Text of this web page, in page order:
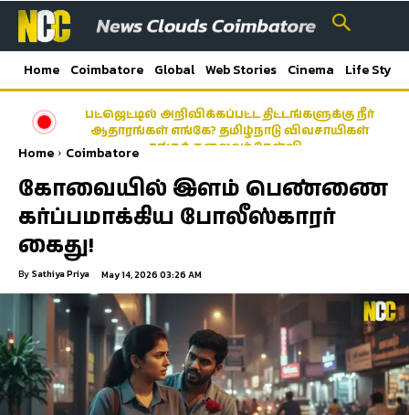
Home Coimbatore Global Web Stories Cinema Life Style
பட்ஜெட்டில் அறிவிக்கப்பட்ட திட்டங்களுக்கு நீர்
ஆதாரங்கள் எங்கே? தமிழ்நாடு விவசாயிகள்
சங்கத் தலைவர் கேள்வி…
Home Coimbatore
கோவையில் இளம் பெண்ணை
கர்ப்பமாக்கிய போலீஸ்காரர்
கைது!
By Sathiya Priya May 14, 2026 03:26 AM